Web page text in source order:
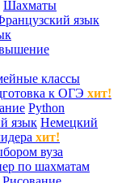
Шахматы
язык
классы
к ОГЭ хит!
Python
язык Немецкий
хит!
вуза
по шахматам